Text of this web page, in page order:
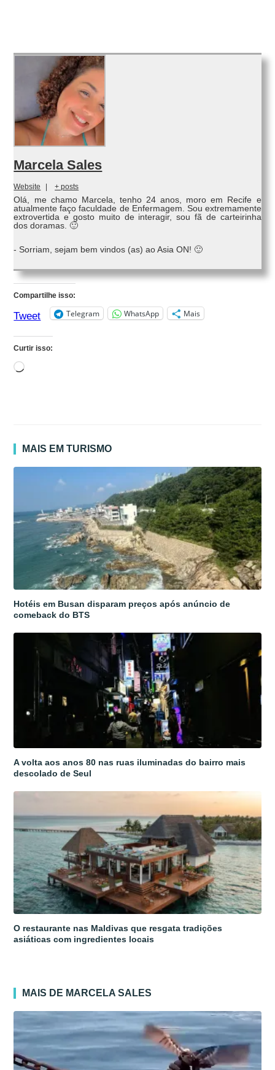
Marcela Sales
Website + posts
Olá, me chamo Marcela, tenho 24 anos, moro em Recife e
atualmente faço faculdade de Enfermagem. Sou extremamente
extrovertida e gosto muito de interagir, sou fã de carteirinha
dos doramas. 🙂
- Sorriam, sejam bem vindos (as) ao Asia ON! 🙂
Compartilhe isso:
Tweet Telegram WhatsApp Mais
Curtir isso:
Carregando...
MAIS EM TURISMO
Hotéis em Busan disparam preços após anúncio de
comeback do BTS
A volta aos anos 80 nas ruas iluminadas do bairro mais
descolado de Seul
O restaurante nas Maldivas que resgata tradições
asiáticas com ingredientes locais
MAIS DE MARCELA SALES